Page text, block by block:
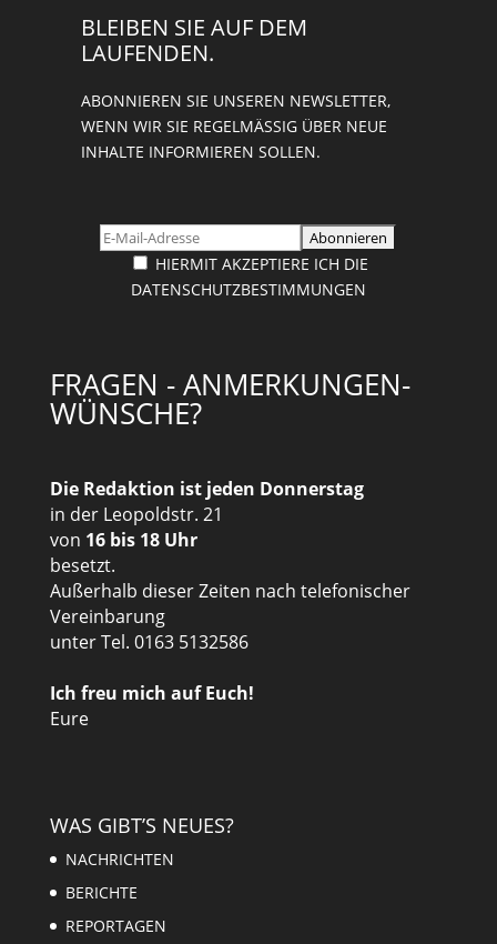
BLEIBEN SIE AUF DEM
LAUFENDEN.
ABONNIEREN SIE UNSEREN NEWSLETTER,
WENN WIR SIE REGELMÄSSIG ÜBER NEUE I
NHALTE INFORMIEREN SOLLEN.
HIERMIT AKZEPTIERE ICH DIE
DATENSCHUTZBESTIMMUNGEN
FRAGEN - ANMERKUNGEN-
WÜNSCHE?
Die Redaktion ist jeden Donnerstag
in der Leopoldstr. 21
von 16 bis 18 Uhr
besetzt.
Außerhalb dieser Zeiten nach telefonischer
Vereinbarung
unter Tel. 0163 5132586
Ich freu mich auf Euch!
Eure
WAS GIBT’S NEUES?
NACHRICHTEN
BERICHTE
REPORTAGEN